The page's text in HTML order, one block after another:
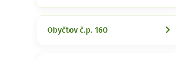
Obyčtov č.p. 160